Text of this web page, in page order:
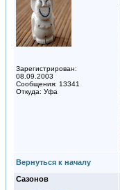
Зарегистрирован:
08.09.2003
Сообщения: 13341
Откуда: Уфа
Вернуться к началу
Сазонов